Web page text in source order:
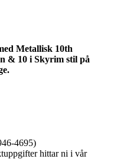
Metallisk 10th
& 10 i Skyrim stil på
4695)
hittar ni i vår